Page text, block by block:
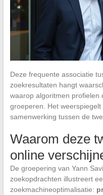
Deze frequente associatie
zoekresultaten hangt
waarop algoritmen profielen
groeperen. Het
samenwerking tussen de
Waarom deze
online
De groepering van Yann
zoekopdrachten illustreert
zoekmachineoptimalisatie: